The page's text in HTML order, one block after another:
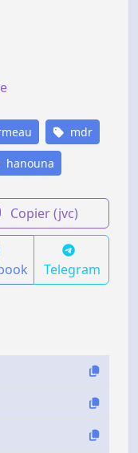
mdr
hanouna
Copier (jvc)
Telegram